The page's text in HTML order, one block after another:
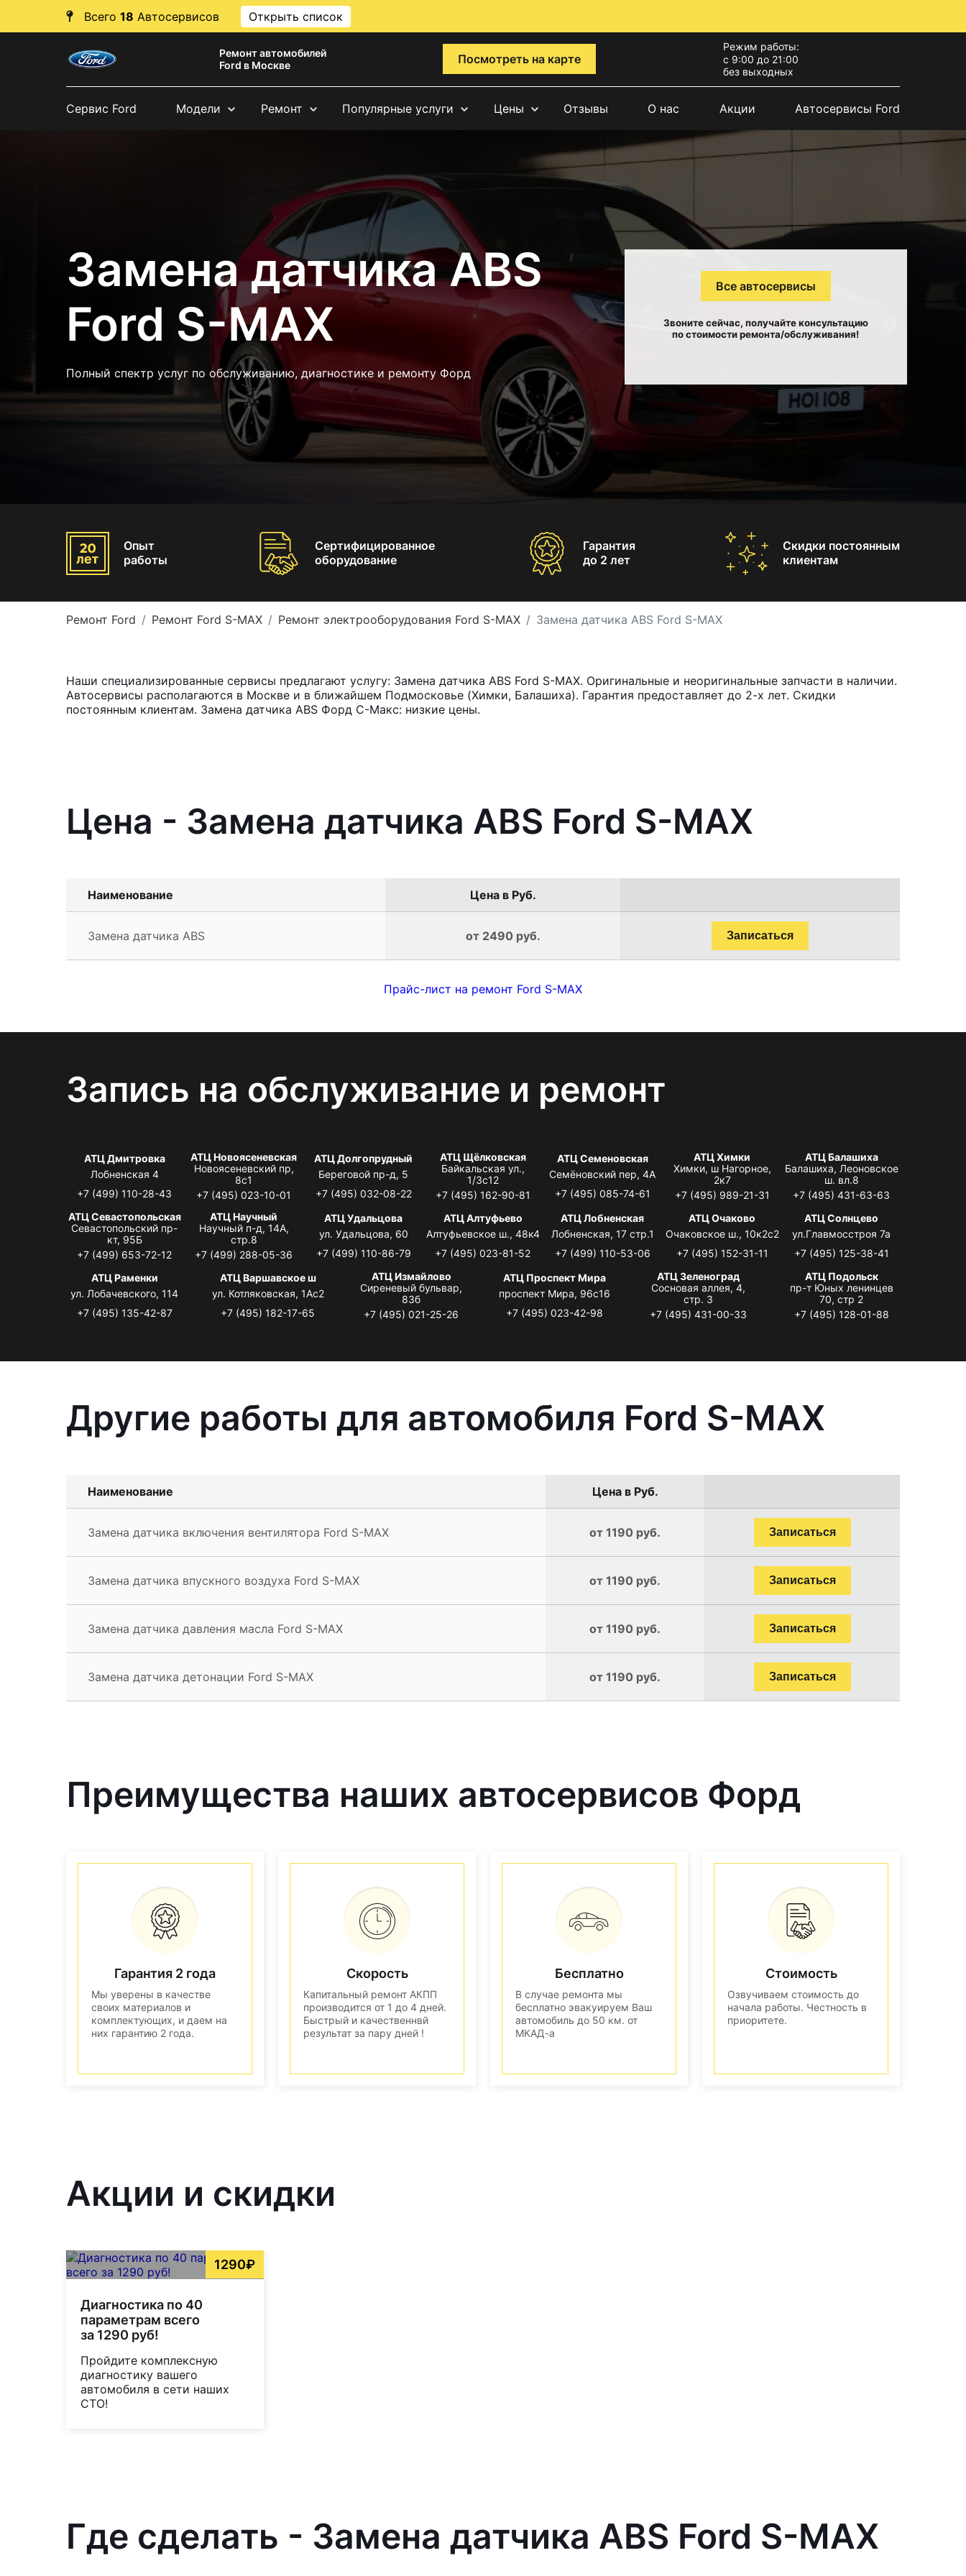
Всего 18 Автосервисов Открыть список
Ремонт автомобилей
Ford в Москве
Посмотреть на карте
Режим работы:
с 9:00 до 21:00
без выходных
Сервис Ford Модели Ремонт Популярные услуги Цены Отзывы О нас Акции Автосервисы Ford
Замена датчика ABS
Ford S-MAX
Полный спектр услуг по обслуживанию, диагностике и ремонту Форд
Все автосервисы
Звоните сейчас, получайте консультацию
по стоимости ремонта/обслуживания!
Опыт
работы
Сертифицированное
оборудование
Гарантия
до 2 лет
Скидки постоянным
клиентам
Ремонт Ford Ремонт Ford S-MAX Ремонт электрооборудования Ford S-MAX Замена датчика ABS Ford S-MAX
Наши специализированные сервисы предлагают услугу: Замена датчика ABS Ford S-MAX. Оригинальные и неоригинальные запчасти в наличии.
Автосервисы располагаются в Москве и в ближайшем Подмосковье (Химки, Балашиха). Гарантия предоставляет до 2-х лет. Скидки
постоянным клиентам. Замена датчика ABS Форд С-Макс: низкие цены.
Цена - Замена датчика ABS Ford S-MAX
Наименование Цена в Руб.
Замена датчика ABS от 2490 руб. Записаться
Прайс-лист на ремонт Ford S-MAX
Запись на обслуживание и ремонт
АТЦ Дмитровка
Лобненская 4
+7 (499) 110-28-43
АТЦ Новоясеневская
Новоясеневский пр,
8с1
+7 (495) 023-10-01
АТЦ Долгопрудный
Береговой пр-д, 5
+7 (495) 032-08-22
АТЦ Щёлковская
Байкальская ул.,
1/3с12
+7 (495) 162-90-81
АТЦ Семеновская
Семёновский пер, 4А
+7 (495) 085-74-61
АТЦ Химки
Химки, ш Нагорное,
2к7
+7 (495) 989-21-31
АТЦ Балашиха
Балашиха, Леоновское
ш. вл.8
+7 (495) 431-63-63
АТЦ Севастопольская
Севастопольский пр-
кт, 95Б
+7 (499) 653-72-12
АТЦ Научный
Научный п-д, 14А,
стр.8
+7 (499) 288-05-36
АТЦ Удальцова
ул. Удальцова, 60
+7 (499) 110-86-79
АТЦ Алтуфьево
Алтуфьевское ш., 48к4
+7 (495) 023-81-52
АТЦ Лобненская
Лобненская, 17 стр.1
+7 (499) 110-53-06
АТЦ Очаково
Очаковское ш., 10к2с2
+7 (495) 152-31-11
АТЦ Солнцево
ул.Главмосстроя 7а
+7 (495) 125-38-41
АТЦ Раменки
ул. Лобачевского, 114
+7 (495) 135-42-87
АТЦ Варшавское ш
ул. Котляковская, 1Ас2
+7 (495) 182-17-65
АТЦ Измайлово
Сиреневый бульвар,
83б
+7 (495) 021-25-26
АТЦ Проспект Мира
проспект Мира, 96с16
+7 (495) 023-42-98
АТЦ Зеленоград
Сосновая аллея, 4,
стр. 3
+7 (495) 431-00-33
АТЦ Подольск
пр-т Юных ленинцев
70, стр 2
+7 (495) 128-01-88
Другие работы для автомобиля Ford S-MAX
Наименование Цена в Руб.
Замена датчика включения вентилятора Ford S-MAX от 1190 руб. Записаться
Замена датчика впускного воздуха Ford S-MAX от 1190 руб. Записаться
Замена датчика давления масла Ford S-MAX от 1190 руб. Записаться
Замена датчика детонации Ford S-MAX от 1190 руб. Записаться
Преимущества наших автосервисов Форд
Гарантия 2 года
Мы уверены в качестве
своих материалов и
комплектующих, и даем на
них гарантию 2 года.
Скорость
Капитальный ремонт АКПП
производится от 1 до 4 дней.
Быстрый и качественнвй
результат за пару дней !
Бесплатно
В случае ремонта мы
бесплатно эвакуируем Ваш
автомобиль до 50 км. от
МКАД-а
Стоимость
Озвучиваем стоимость до
начала работы. Честность в
приоритете.
Акции и скидки
1290₽
Диагностика по 40
параметрам всего
за 1290 руб!
Пройдите комплексную
диагностику вашего
автомобиля в сети наших
СТО!
Где сделать - Замена датчика ABS Ford S-MAX